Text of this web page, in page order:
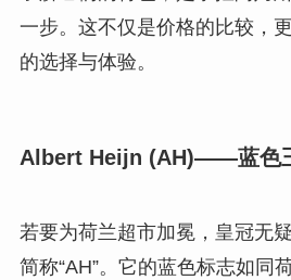
一步。这不仅是价格的比较，
的选择与体验。
Albert Heijn (AH)——蓝色
若要为荷兰超市加冕，皇冠无
简称“AH”。它的蓝色标志如同